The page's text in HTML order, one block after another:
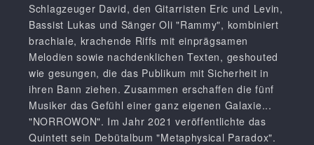
Schlagzeuger David, den Gitarristen Eric und Levin,
Bassist Lukas und Sänger Oli "Rammy", kombiniert
brachiale, krachende Riffs mit einprägsamen
Melodien sowie nachdenklichen Texten, geshouted
wie gesungen, die das Publikum mit Sicherheit in
ihren Bann ziehen. Zusammen erschaffen die fünf
Musiker das Gefühl einer ganz eigenen Galaxie...
"NORROWON". Im Jahr 2021 veröffentlichte das
Quintett sein Debütalbum "Metaphysical Paradox".